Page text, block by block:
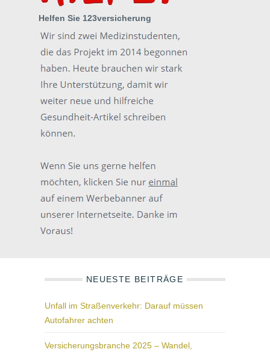
Helfen Sie 123versicherung
NEUESTE BEITRÄGE
Unfall im Straßenverkehr: Darauf müssen
Autofahrer achten
Versicherungsbranche 2025 – Wandel,